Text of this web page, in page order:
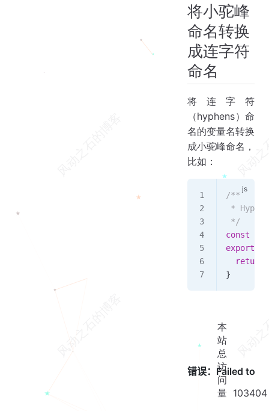
将小驼峰
命名转换
成连字符
命名
将连字符
（hyphens）命
名的变量名转换
成小驼峰命名，
比如：
/**
*
*/
const
export
  return
}
本
站
总
访
问
量 103404